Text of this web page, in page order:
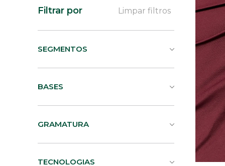
Filtrar por Limpar filtros
SEGMENTOS
BASES
GRAMATURA
TECNOLOGIAS